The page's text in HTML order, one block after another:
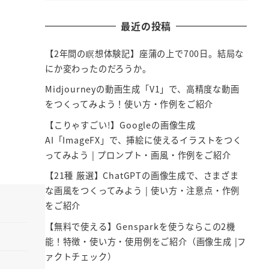
最近の投稿
【2年間の瞑想体験記】座蒲の上で700日。結局な
にか変わったのだろうか。
Midjourneyの動画生成「V1」で、高精度な動画
をつくってみよう！使い方・作例をご紹介
【こりゃすごい!】Googleの画像生成
AI「ImageFX」で、挿絵に使えるイラストをつく
ってみよう | プロンプト・画風・作例をご紹介
【21種 厳選】ChatGPTの画像生成で、さまざま
な画風をつくってみよう | 使い方・注意点・作例
をご紹介
【無料で使える】Gensparkを使うならこの2機
能！特徴・使い方・使用例をご紹介（画像生成 |フ
ァクトチェック）